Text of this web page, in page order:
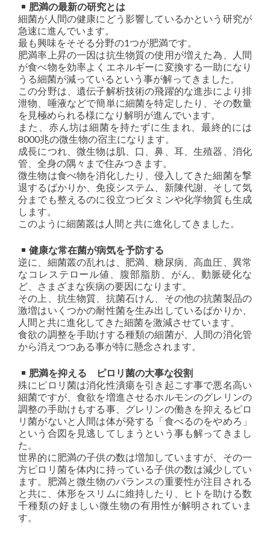
肥満の最新の研究とは
細菌が人間の健康にどう影響しているかという研究が
急速に進んでいます。
最も興味をそそる分野の1つが肥満です。
肥満率上昇の一因は抗生物質の使用が増えた為、人間
が食べ物を効率よくエネルギーに変換する一助になり
うる細菌が減っているという事が解ってきました。
この分野は、遺伝子解析技術の飛躍的な進歩により排
泄物、唾液などで簡単に細菌を特定したり、その数量
を見極められる様になり解明が進んでいます。
また、赤ん坊は細菌を持たずに生まれ、最終的には
8000兆の微生物の宿主になります。
成長につれ、微生物は肌、口、鼻、耳、生殖器、消化
管、全身の隅々まで住みつきます。
微生物は食べ物を消化したり、侵入してきた細菌を撃
退するばかりか、免疫システム、新陳代謝、そして気
分までも整えるのに役立つビタミンや化学物質も生成
します。
このように細菌叢は人間と共に進化してきました。
健康な常在菌が病気を予防する
逆に、細菌叢の乱れは、肥満、糖尿病、高血圧、異常
なコレステロール値、腹部脂肪、がん、動脈硬化な
ど、さまざまな疾病の要因になります。
その上、抗生物質、抗菌石けん、その他の抗菌製品の
激増はいくつかの耐性菌を生み出しているばかりか、
人間と共に進化してきた細菌を激減させています。
食欲の調整を手助けする種類の細菌が、人間の消化管
から消えつつある事が特に懸念されます。
肥満を抑える ピロリ菌の大事な役割
殊にピロリ菌は消化性潰瘍を引き起こす事で悪名高い
細菌ですが、食欲を増進させるホルモンのグレリンの
調整の手助けもする事、グレリンの働きを抑えるピロ
リ菌がないと人間は体が発する「食べるのをやめろ」
という合図を見逃してしまうという事も解ってきまし
た。
世界的に肥満の子供の数は増加していますが、その一
方ピロリ菌を体内に持っている子供の数は減少してい
ます。肥満と微生物のバランスの重要性が注目される
と共に、体形をスリムに維持したり、ヒトを助ける数
千種類の好ましい微生物の有用性が解明されていま
す。